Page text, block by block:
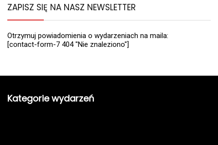
ZAPISZ SIĘ NA NASZ NEWSLETTER
Otrzymuj powiadomienia o wydarzeniach na maila:
[contact-form-7 404 "Nie znaleziono"]
Kategorie wydarzeń